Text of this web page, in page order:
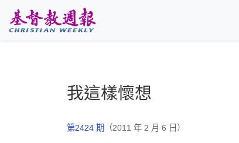
我這樣懷想
第2424 期 （2011 年 2 月 6 日）